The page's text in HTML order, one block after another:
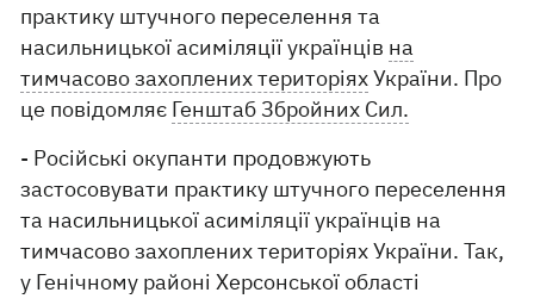
практику штучного переселення та
насильницької асиміляції українців на
тимчасово захоплених територіяхУкраїни. Про
це повідомляє Генштаб Збройних Сил.
- Російські окупанти продовжують
застосовувати практику штучного переселення
та насильницької асиміляції українців на
тимчасово захоплених територіях України. Так,
у Генічному районі Херсонської області